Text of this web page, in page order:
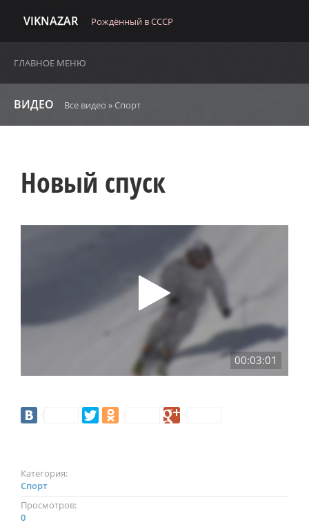
VIKNAZAR Рождённый в СССР
ГЛАВНОЕ МЕНЮ
ВИДЕО Все видео » Спорт
Новый спуск
00:03:01
Категория:
Спорт
Просмотров:
0